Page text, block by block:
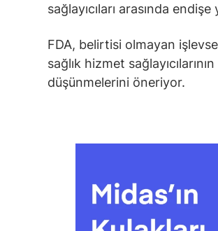
sağlayıcıları arasında endişe
FDA, belirtisi olmayan
sağlık hizmet
düşünmelerini öneriyor.